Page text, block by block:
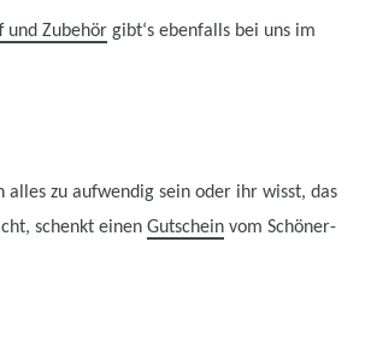
und Zubehör gibt‘s ebenfalls bei uns im
alles zu aufwendig sein oder ihr wisst, das
schenkt einen Gutschein vom Schöner-